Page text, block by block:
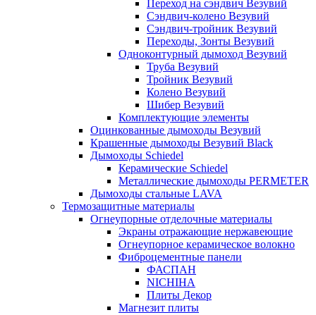
Переход на сэндвич Везувий
Сэндвич-колено Везувий
Сэндвич-тройник Везувий
Переходы, Зонты Везувий
Одноконтурный дымоход Везувий
Труба Везувий
Тройник Везувий
Колено Везувий
Шибер Везувий
Комплектующие элементы
Оцинкованные дымоходы Везувий
Крашенные дымоходы Везувий Black
Дымоходы Schiedel
Керамические Schiedel
Металлические дымоходы PERMETER
Дымоходы стальные LAVA
Термозащитные материалы
Огнеупорные отделочные материалы
Экраны отражающие нержавеющие
Огнеупорное керамическое волокно
Фиброцементные панели
ФАСПАН
NICHIHA
Плиты Декор
Магнезит плиты